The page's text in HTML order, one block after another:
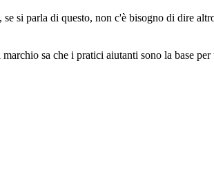
si parla di questo, non c'è bisogno di dire
sa che i pratici aiutanti sono la base